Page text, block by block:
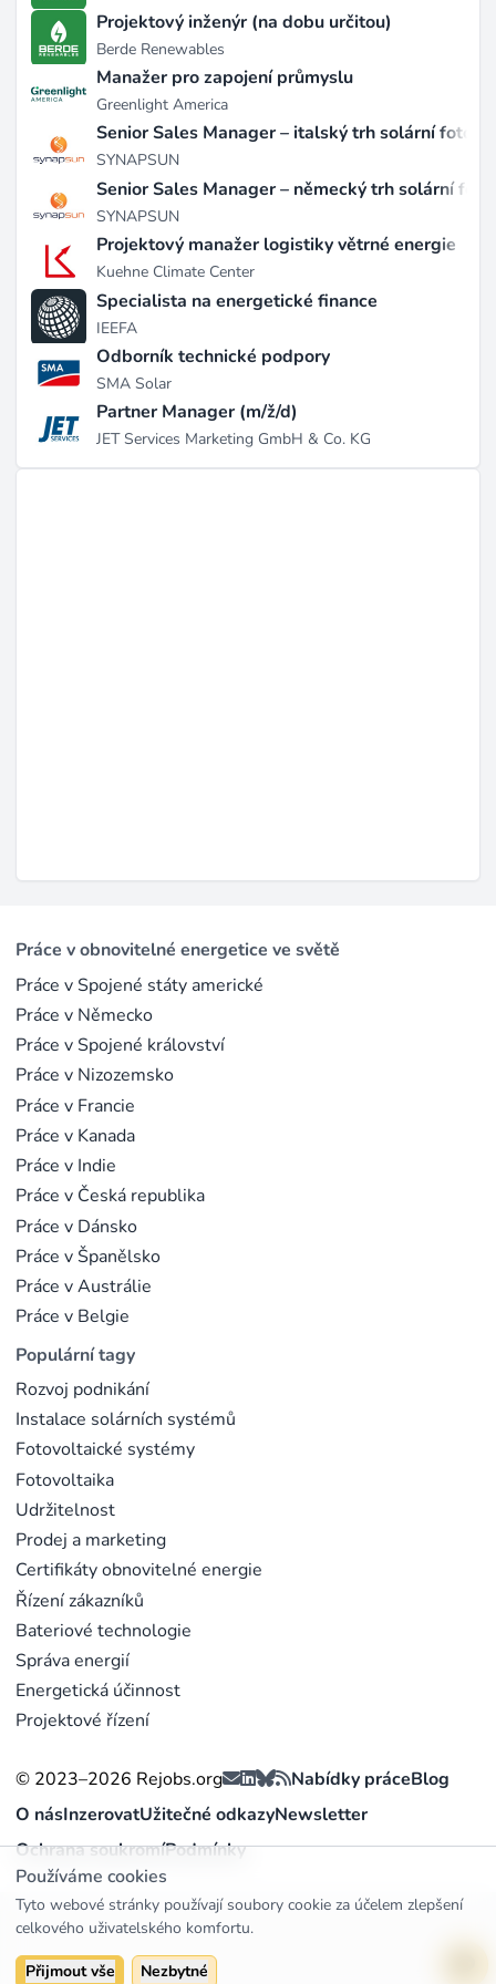
Jejich projekty se zaměřují na regiony s vysokým
potenciálem pro obnovitelné zdroje energie.
Company Culture
Mission & Values
Jejich misí je přispět k udržitelné budoucnosti
prostřednictvím inovativních a efektivních
energetických řešení. Společnost klade důraz na
ekologické hodnoty a odpovědnost vůči životnímu
prostředí.
Work Environment
Pracovní prostředí v Navitas Renewables je dynamické
a podporuje týmovou spolupráci. Zaměstnanci mají
možnost podílet se na zajímavých projektech a
přispívat k rozvoji obnovitelných zdrojů energie.
Employee Development
Projektový inženýr (na dobu určitou)
Berde Renewables
Manažer pro zapojení průmyslu
Greenlight America
Senior Sales Manager – italský trh solární
SYNAPSUN
Senior Sales Manager – německý trh solární
SYNAPSUN
Projektový manažer logistiky větrné energie
Kuehne Climate Center
Specialista na energetické finance
IEEFA
Odborník technické podpory
SMA Solar
Partner Manager (m/ž/d)
JET Services Marketing GmbH & Co. KG
Práce v obnovitelné energetice ve světě
Práce v Spojené státy americké
Práce v Německo
Práce v Spojené království
Práce v Nizozemsko
Práce v Francie
Práce v Kanada
Práce v Indie
Práce v Česká republika
Práce v Dánsko
Práce v Španělsko
Práce v Austrálie
Práce v Belgie
Populární tagy
Rozvoj podnikání
Instalace solárních systémů
Fotovoltaické systémy
Fotovoltaika
Udržitelnost
Prodej a marketing
Certifikáty obnovitelné energie
Řízení zákazníků
Bateriové technologie
Správa energií
Energetická účinnost
Projektové řízení
© 2023–2026 Rejobs.org Nabídky práceBlog
O násInzerovatUžitečné odkazyNewsletter
Ochrana soukromíPodmínky
Používáme cookies
Tyto webové stránky používají soubory cookie za účelem zlepšení
celkového uživatelského komfortu.
Přijmout vše Nezbytné